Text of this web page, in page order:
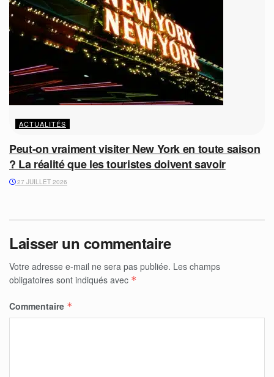
ACTUALITÉS
Peut-on vraiment visiter New York en toute saison
? La réalité que les touristes doivent savoir
27 JUILLET 2026
Laisser un commentaire
Votre adresse e-mail ne sera pas publiée. Les champs
obligatoires sont indiqués avec *
Commentaire *